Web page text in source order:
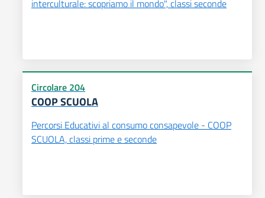
interculturale: scopriamo il mondo", classi seconde
Circolare 204
COOP SCUOLA
Percorsi Educativi al consumo consapevole - COOP
SCUOLA, classi prime e seconde